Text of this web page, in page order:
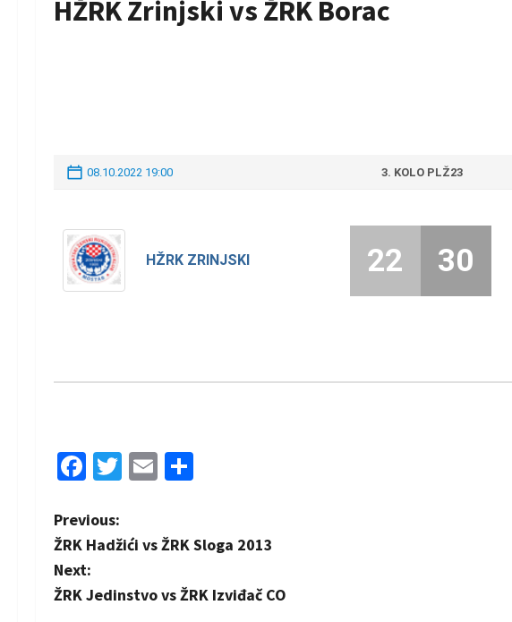
HŽRK Zrinjski vs ŽRK Borac
08.10.2022 19:00 3. KOLO PLŽ23
HŽRK ZRINJSKI 22 30
Facebook
Twitter
Email
P
o
s
Previous:
ŽRK Hadžići vs ŽRK Sloga 2013
Next:
ŽRK Jedinstvo vs ŽRK Izviđač CO